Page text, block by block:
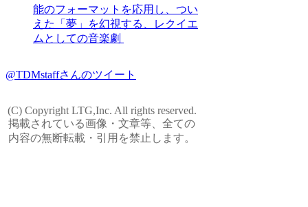
能のフォーマットを応用し、つい
えた「夢」を幻視する、レクイエ
ムとしての音楽劇
@TDMstaffさんのツイート
(C) Copyright LTG,Inc. All rights reserved.
掲載されている画像・文章等、全ての
内容の無断転載・引用を禁止します。